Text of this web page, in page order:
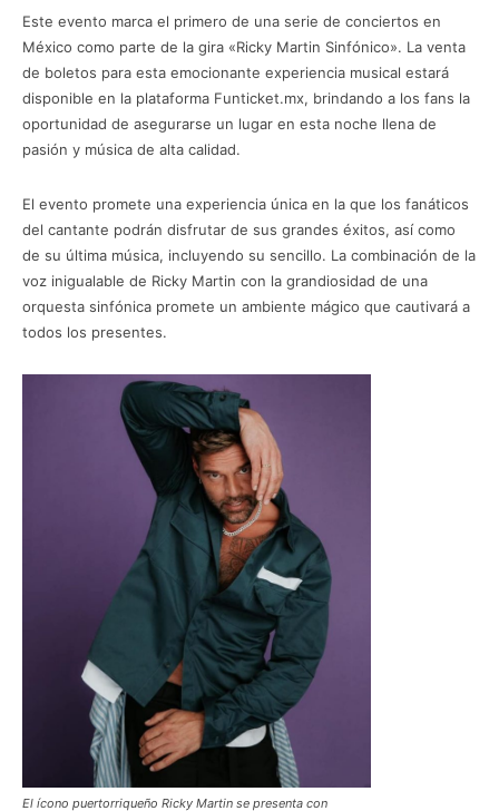
Este evento marca el primero de una serie de conciertos en
México como parte de la gira «Ricky Martin Sinfónico». La venta
de boletos para esta emocionante experiencia musical estará
disponible en la plataforma Funticket.mx, brindando a los fans la
oportunidad de asegurarse un lugar en esta noche llena de
pasión y música de alta calidad.
El evento promete una experiencia única en la que los fanáticos
del cantante podrán disfrutar de sus grandes éxitos, así como
de su última música, incluyendo su sencillo. La combinación de la
voz inigualable de Ricky Martin con la grandiosidad de una
orquesta sinfónica promete un ambiente mágico que cautivará a
todos los presentes.
El ícono puertorriqueño Ricky Martin se presenta con